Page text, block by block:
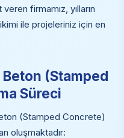
firmamız, yılların
ile projeleriniz için en
Beton (Stamped
Süreci
(Stamped Concrete)
oluşmaktadır: